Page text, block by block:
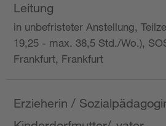
Leitung
in unbefristeter Anstellung,
19,25 - max. 38,5 Std./Wo.),
Frankfurt, Frankfurt
Erzieherin /